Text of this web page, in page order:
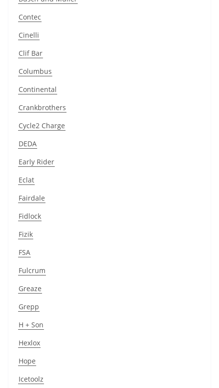
Contec
Cinelli
Clif Bar
Columbus
Continental
Crankbrothers
Cycle2 Charge
DEDA
Early Rider
Eclat
Fairdale
Fidlock
Fizik
FSA
Fulcrum
Greaze
Grepp
H + Son
Hexlox
Hope
Icetoolz